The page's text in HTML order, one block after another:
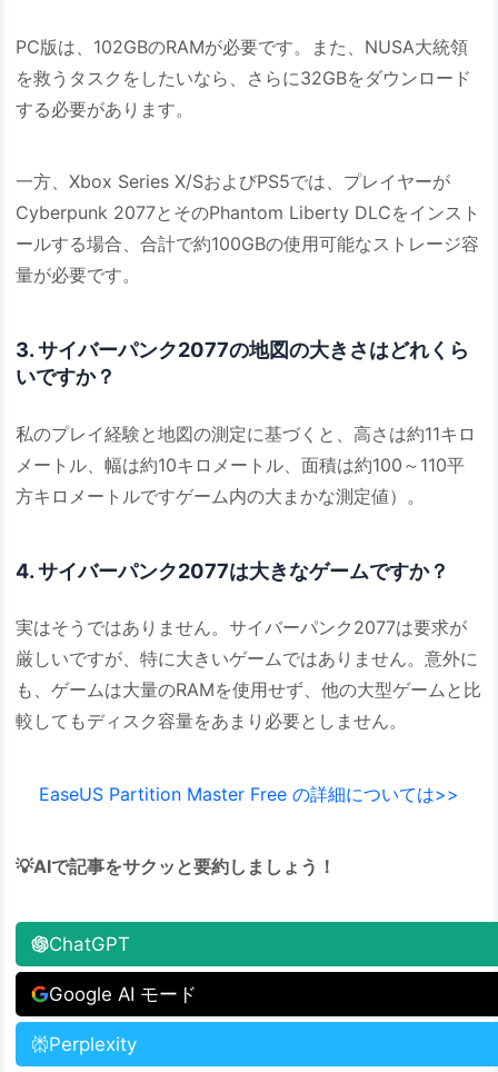
PC版は、102GBのRAMが必要です。また、NUSA大統領
を救うタスクをしたいなら、さらに32GBをダウンロード
する必要があります。
一方、Xbox Series X/SおよびPS5では、プレイヤーが
Cyber​​punk 2077とそのPhantom Liberty DLCをインスト
ールする場合、合計で約100GBの使用可能なストレージ容
量が必要です。
3. サイバーパンク2077の地図の大きさはどれくら
いですか？
私のプレイ経験と地図の測定に基づくと、高さは約11キロ
メートル、幅は約10キロメートル、面積は約100～110平
方キロメートルですゲーム内の大まかな測定値）。
4. サイバーパンク2077は大きなゲームですか？
実はそうではありません。サイバーパンク2077は要求が
厳しいですが、特に大きいゲームではありません。意外に
も、ゲームは大量のRAMを使用せず、他の大型ゲームと比
較してもディスク容量をあまり必要としません。
EaseUS Partition Master Free の詳細については>>
💡AIで記事をサクッと要約しましょう！
ChatGPT
Google AI モード
Perplexity